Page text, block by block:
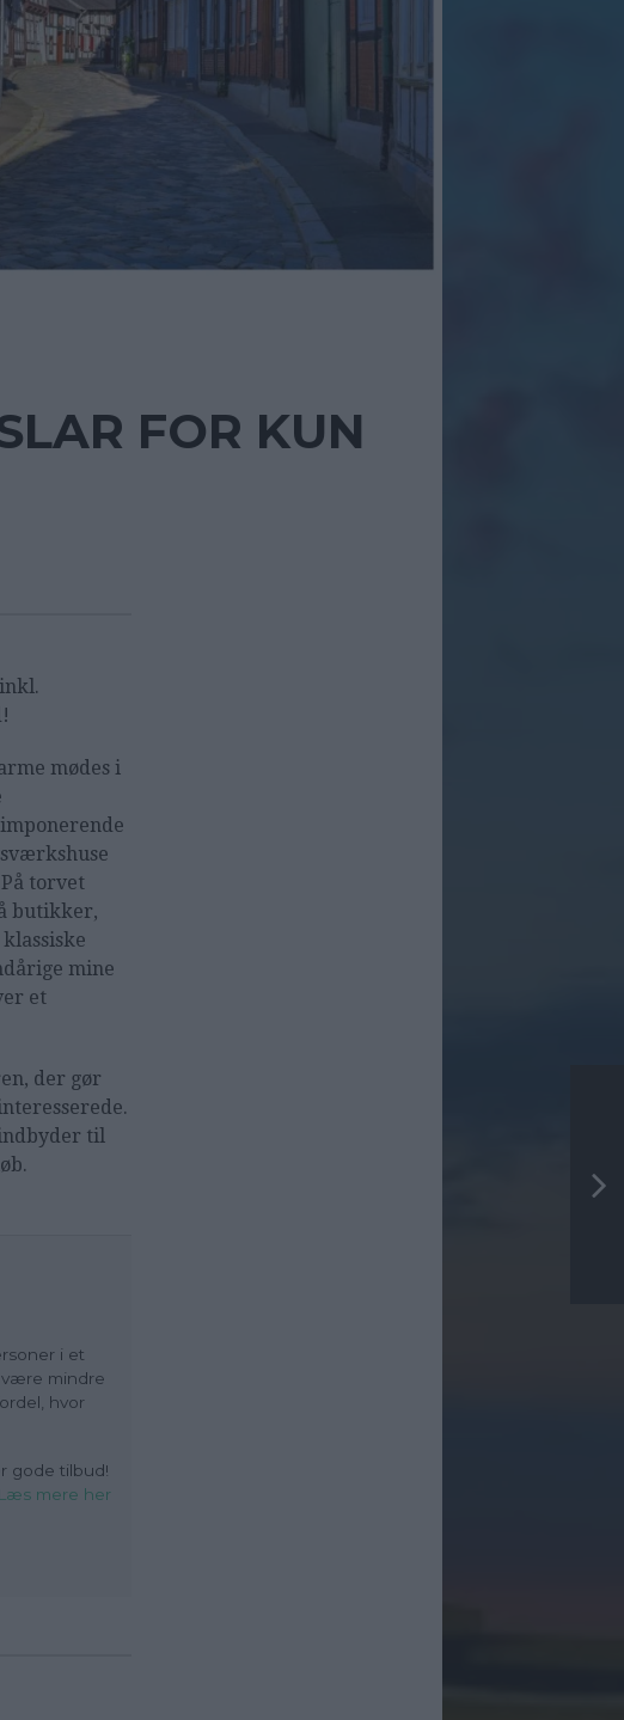
FOR KUN
mødes i
torvet
butikker,
mine
et
der gør
til
i et
være mindre
hvor
gode tilbud!
Læs mere her